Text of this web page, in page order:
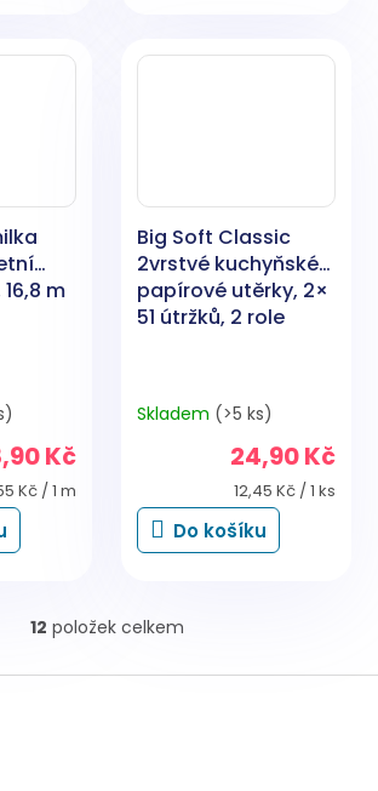
m
Kč
Kč / 1 m
Big Soft Classic
2vrstvé kuchyňské
papírové utěrky, 2×
51 útržků, 2 role
Skladem (>5 ks)
24,90 Kč
Měrná
cena:
12,45 Kč / 1 ks
Do košíku
O
l
12 položek celkem